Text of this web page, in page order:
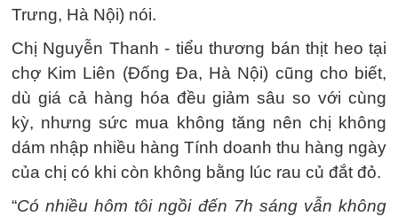
Trưng, Hà Nội) nói.
Chị Nguyễn Thanh - tiểu thương bán thịt heo tại
chợ Kim Liên (Đống Đa, Hà Nội) cũng cho biết,
dù giá cả hàng hóa đều giảm sâu so với cùng
kỳ, nhưng sức mua không tăng nên chị không
dám nhập nhiều hàng Tính doanh thu hàng ngày
của chị có khi còn không bằng lúc rau củ đắt đỏ.
“Có nhiều hôm tôi ngồi đến 7h sáng vẫn không